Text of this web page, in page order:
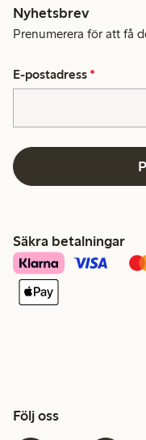
Nyhetsbrev
Prenumerera för att få
E-postadress *
Säkra betalningar
Följ oss